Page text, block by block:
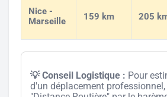
Nice -
Marseille
159 km 205
💡 Conseil Logistique : Pour
d'un déplacement